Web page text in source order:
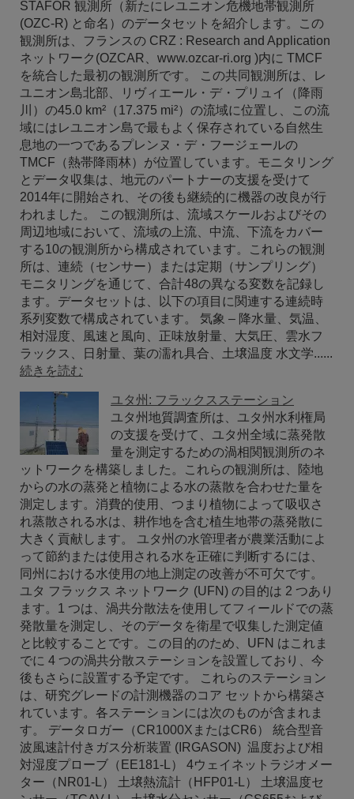
STAFOR 観測所（新たにレユニオン危機地帯観測所
(OZC-R) と命名）のデータセットを紹介します。この
観測所は、フランスの CRZ : Research and Application
ネットワーク(OZCAR、www.ozcar-ri.org )内に TMCF
を統合した最初の観測所です。 この共同観測所は、レ
ユニオン島北部、リヴィエール・デ・プリュイ（降雨
川）の45.0 km²（17.375 mi²）の流域に位置し、この流
域にはレユニオン島で最もよく保存されている自然生
息地の一つであるプレンヌ・デ・フージェールの
TMCF（熱帯降雨林）が位置しています。モニタリング
とデータ収集は、地元のパートナーの支援を受けて
2014年に開始され、その後も継続的に機器の改良が行
われました。 この観測所は、流域スケールおよびその
周辺地域において、流域の上流、中流、下流をカバー
する10の観測所から構成されています。これらの観測
所は、連続（センサー）または定期（サンプリング）
モニタリングを通じて、合計48の異なる変数を記録し
ます。データセットは、以下の項目に関連する連続時
系列変数で構成されています。 気象 – 降水量、気温、
相対湿度、風速と風向、正味放射量、大気圧、雲水フ
ラックス、日射量、葉の濡れ具合、土壌温度 水文学......
続きを読む
ユタ州: フラックスステーション
ユタ州地質調査所は、ユタ州水利権局
の支援を受けて、ユタ州全域に蒸発散
量を測定するための渦相関観測所のネ
ットワークを構築しました。これらの観測所は、陸地
からの水の蒸発と植物による水の蒸散を合わせた量を
測定します。消費的使用、つまり植物によって吸収さ
れ蒸散される水は、耕作地を含む植生地帯の蒸発散に
大きく貢献します。 ユタ州の水管理者が農業活動によ
って節約または使用される水を正確に判断するには、
同州における水使用の地上測定の改善が不可欠です。
ユタ フラックス ネットワーク (UFN) の目的は 2 つあり
ます。1 つは、渦共分散法を使用してフィールドでの蒸
発散量を測定し、そのデータを衛星で収集した測定値
と比較することです。この目的のため、UFN はこれま
でに 4 つの渦共分散ステーションを設置しており、今
後もさらに設置する予定です。 これらのステーション
は、研究グレードの計測機器のコア セットから構築さ
れています。各ステーションには次のものが含まれま
す。 データロガー（CR1000XまたはCR6） 統合型音
波風速計付​​きガス分析装置 (IRGASON) 温度および相
対湿度プローブ（EE181-L） 4ウェイネットラジオメー
ター（NR01-L） 土壌熱流計（HFP01-L） 土壌温度セ